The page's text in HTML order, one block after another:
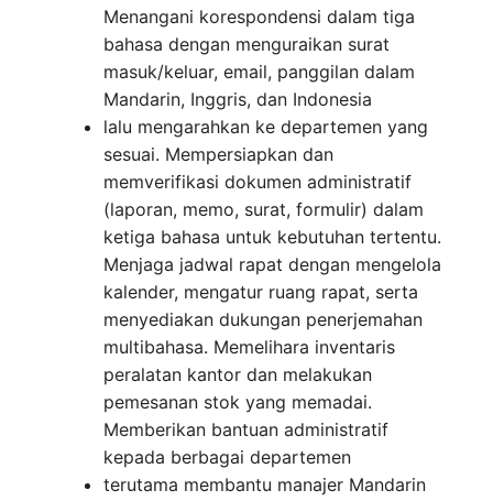
Menangani korespondensi dalam tiga
bahasa dengan menguraikan surat
masuk/keluar, email, panggilan dalam
Mandarin, Inggris, dan Indonesia
lalu mengarahkan ke departemen yang
sesuai. Mempersiapkan dan
memverifikasi dokumen administratif
(laporan, memo, surat, formulir) dalam
ketiga bahasa untuk kebutuhan tertentu.
Menjaga jadwal rapat dengan mengelola
kalender, mengatur ruang rapat, serta
menyediakan dukungan penerjemahan
multibahasa. Memelihara inventaris
peralatan kantor dan melakukan
pemesanan stok yang memadai.
Memberikan bantuan administratif
kepada berbagai departemen
terutama membantu manajer Mandarin